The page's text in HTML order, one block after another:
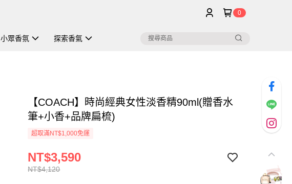
0
小眾香氛 探索香氣
【COACH】時尚經典女性淡香精90ml(贈香水
筆+小香+品牌扁梳)
超取滿NT$1,000免運
NT$4,120
NT$3,590